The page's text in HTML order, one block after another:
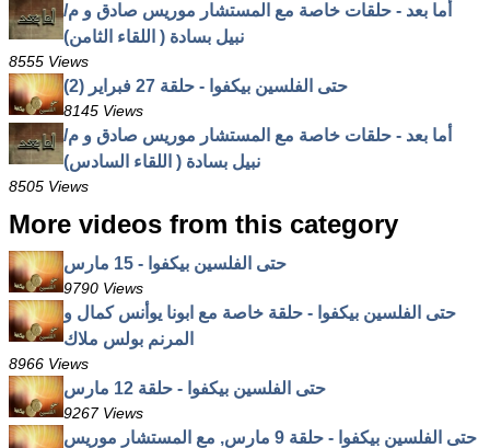
أما بعد - حلقات خاصة مع المستشار موريس صادق و م/
نبيل بسادة ( اللقاء الثامن)
8555 Views
حتى الفلسين بيكفوا - حلقة 27 فبراير (2)
8145 Views
أما بعد - حلقات خاصة مع المستشار موريس صادق و م/
نبيل بسادة ( اللقاء السادس)
8505 Views
More videos from this category
حتى الفلسين بيكفوا - 15 مارس
9790 Views
حتى الفلسين بيكفوا - حلقة خاصة مع ابونا يوأنس كمال و
المرنم بولس ملاك
8966 Views
حتى الفلسين بيكفوا - حلقة 12 مارس
9267 Views
حتى الفلسين بيكفوا - حلقة 9 مارس, مع المستشار موريس